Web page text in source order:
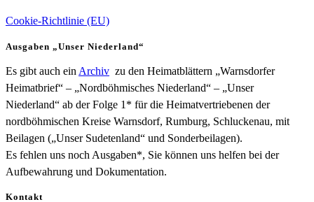
Cookie-Richtlinie (EU)
Ausgaben „Unser Niederland“
Es gibt auch ein Archiv zu den Heimatblättern „Warnsdorfer
Heimatbrief“ – „Nordböhmisches Niederland“ – „Unser
Niederland“ ab der Folge 1* für die Heimatvertriebenen der
nordböhmischen Kreise Warnsdorf, Rumburg, Schluckenau, mit
Beilagen („Unser Sudetenland“ und Sonderbeilagen).
Es fehlen uns noch Ausgaben*, Sie können uns helfen bei der
Aufbewahrung und Dokumentation.
Kontakt